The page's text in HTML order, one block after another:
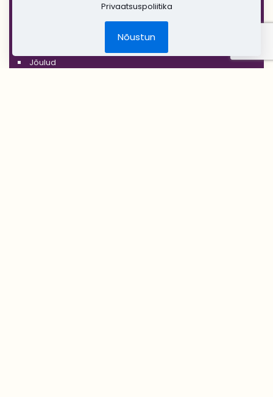
Jõulud
Privaatsuspoliitika
Nõustun